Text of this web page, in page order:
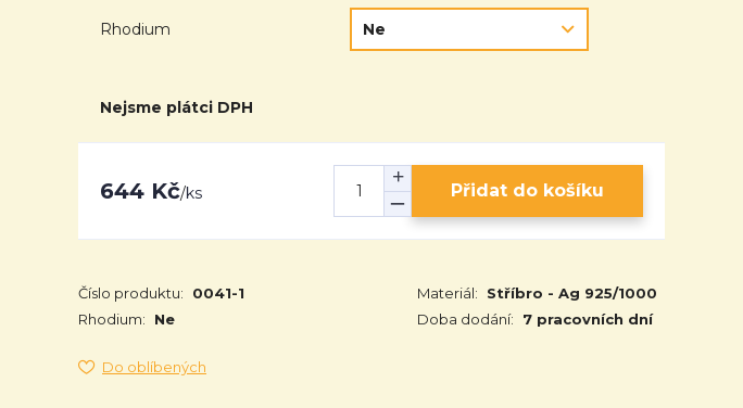
Rhodium
Nejsme plátci DPH
644 Kč/ks Přidat do košíku
Číslo produktu: 0041-1 Materiál:
Stříbro - Ag 925/1000
Rhodium:
Ne Doba dodání: 7 pracovních dní
Do oblíbených